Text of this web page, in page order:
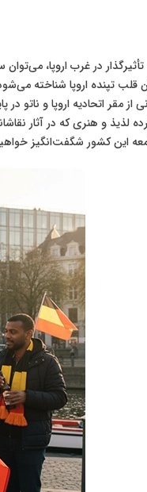
تأثیرگذار در غرب اروپا،
قلب تپنده اروپا شناخته
از مقر اتحادیه اروپا و
لذیذ و هنری که در آثار
این کشور شگفت‌انگیز